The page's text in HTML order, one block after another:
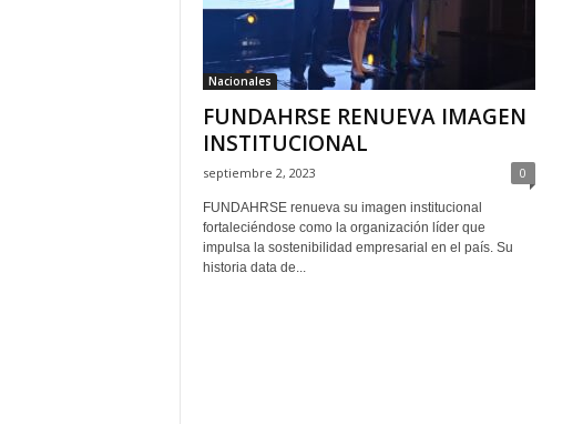
Nacionales
FUNDAHRSE RENUEVA IMAGEN
INSTITUCIONAL
septiembre 2, 2023 0
FUNDAHRSE renueva su imagen institucional
fortaleciéndose como la organización líder que
impulsa la sostenibilidad empresarial en el país. Su
historia data de...